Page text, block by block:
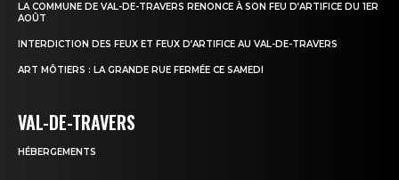
LA COMMUNE DE VAL-DE-TRAVERS RENONCE À SON FEU D’ARTIFICE DU 1ER
AOÛT
INTERDICTION DES FEUX ET FEUX D’ARTIFICE AU VAL-DE-TRAVERS
ART MÔTIERS : LA GRANDE RUE FERMÉE CE SAMEDI
VAL-DE-TRAVERS
HÉBERGEMENTS